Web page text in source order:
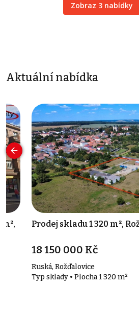
Zobraz 3 nabídky
Aktuální nabídka
Prodej skladu 1 320 m²,
18 150 000 Kč
Ruská, Rožďalovice
Typ sklady • Plocha 1 320 m²